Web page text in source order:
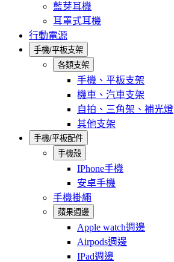
藍芽耳機
耳罩式耳機
行動電源
手機/平板支架
各類支架
手機、平板支架
機車、汽車支架
自拍、三角架、補光燈
其他支架
手機/平板配件
手機殼
IPhone手機
安卓手機
手機掛繩
蘋果週邊
Apple watch週邊
Airpods週邊
IPad週邊